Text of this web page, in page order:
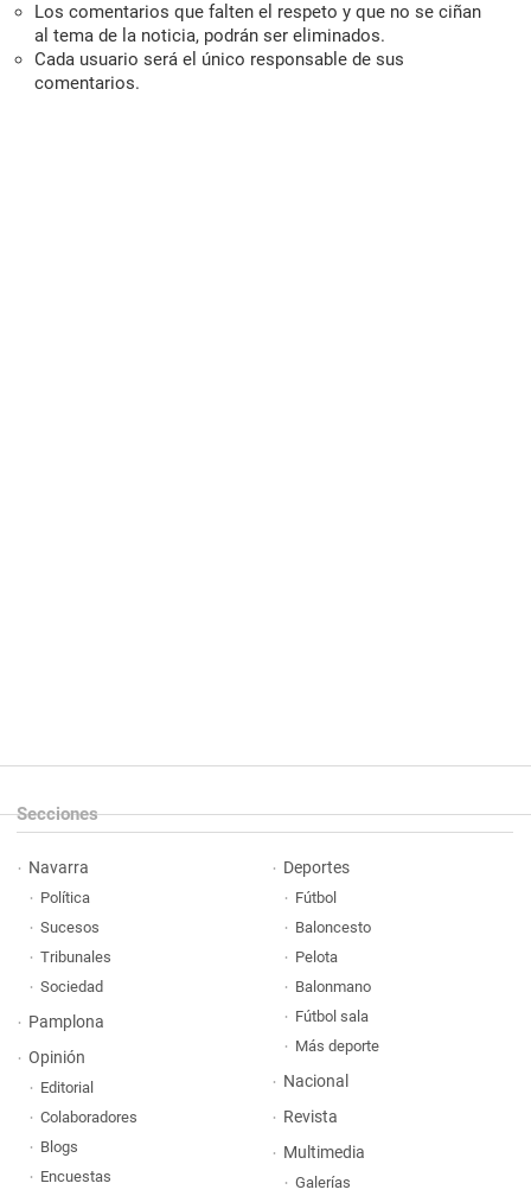
Los comentarios que falten el respeto y que no se ciñan
al tema de la noticia, podrán ser eliminados.
Cada usuario será el único responsable de sus
comentarios.
Secciones
Navarra
Política
Sucesos
Tribunales
Sociedad
Pamplona
Opinión
Editorial
Colaboradores
Blogs
Encuestas
Deportes
Fútbol
Baloncesto
Pelota
Balonmano
Fútbol sala
Más deporte
Nacional
Revista
Multimedia
Galerías